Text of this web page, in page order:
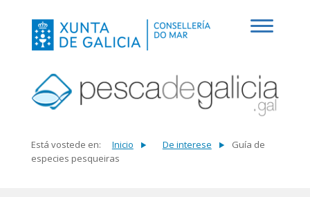
Está vostede en: Inicio De interese
Guía de
especies pesqueiras